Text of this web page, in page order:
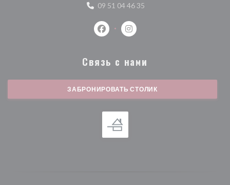
09 51 04 46 35
Facebook ((открывается в новом
Instagram ((открывается в
Связь с нами
ЗАБРОНИРОВАТЬ СТОЛИК